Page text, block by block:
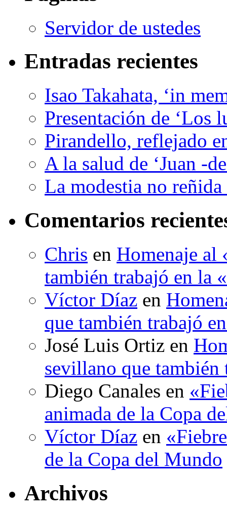
Servidor de ustedes
Entradas recientes
Isao Takahata, ‘in
Presentación de ‘Los
Pirandello, reflejado
A la salud de ‘Juan -
La modestia no
Comentarios
Chris en Homenaje al
también trabajó en la
Víctor Díaz en
que también trabajó
José Luis Ortiz en
sevillano que
Diego Canales en
animada de la Copa
Víctor Díaz en
de la Copa del Mundo
Archivos